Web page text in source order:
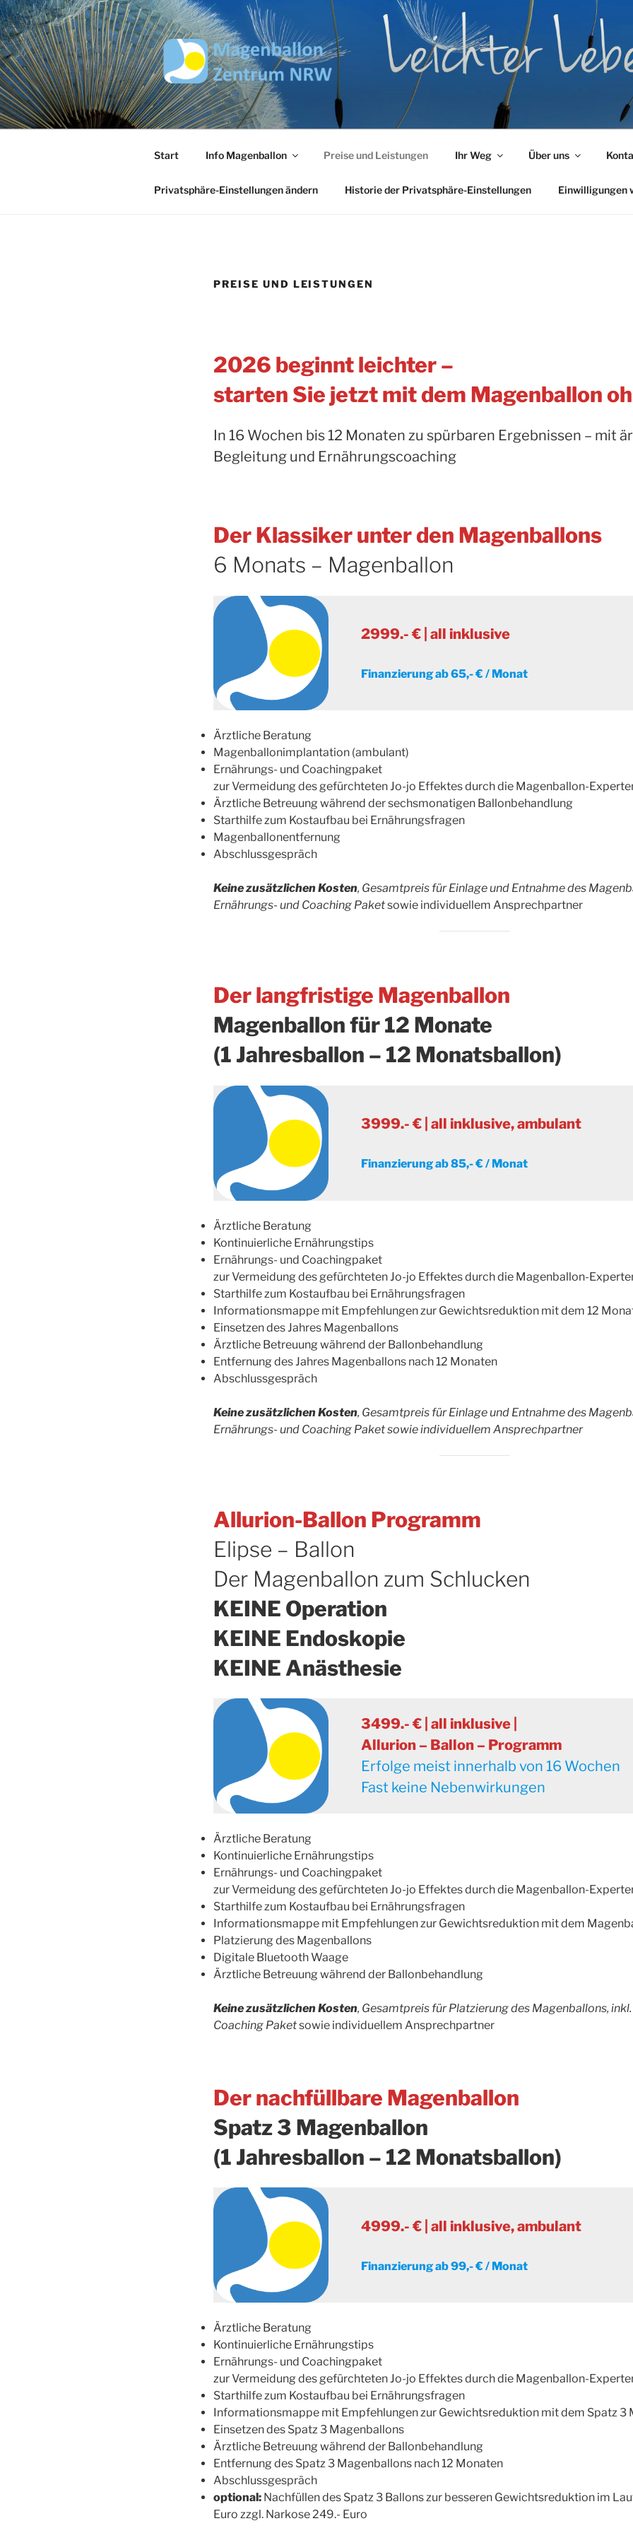
Zum
Inhalt
springen
MAGENBALLON ZENTRUM NRW
Start Info Magenballon Preise und Leistungen Ihr Weg Über uns
Privatsphäre-Einstellungen ändern Historie der Privatsphäre-Einstellungen Einwilligungen
PREISE UND LEISTUNGEN
2026 beginnt leichter –
starten Sie jetzt mit dem Magenballon
In 16 Wochen bis 12 Monaten zu spürbaren Ergebnissen – mit
Begleitung und Ernährungscoaching
Der Klassiker unter den Magenballons
6 Monats – Magenballon
2999.- € | all inklusive
Finanzierung ab 65,- € / Monat
Ärztliche Beratung
Magenballonimplantation (ambulant)
Ernährungs- und Coachingpaket
zur Vermeidung des gefürchteten Jo-jo Effektes durch die Magenballon-
Ärztliche Betreuung während der sechsmonatigen Ballonbehandlung
Starthilfe zum Kostaufbau bei Ernährungsfragen
Magenballonentfernung
Abschlussgespräch
Keine zusätzlichen Kosten, Gesamtpreis für Einlage und Entnahme des
Ernährungs- und Coaching Paketsowie individuellem Ansprechpartner
Der langfristige Magenballon
Magenballon für 12 Monate
(1 Jahresballon – 12 Monatsballon)
3999.- € | all inklusive, ambulant
Finanzierung ab 85,- € / Monat
Ärztliche Beratung
Kontinuierliche Ernährungstips
Ernährungs- und Coachingpaket
zur Vermeidung des gefürchteten Jo-jo Effektes durch die Magenballon-
Starthilfe zum Kostaufbau bei Ernährungsfragen
Informationsmappe mit Empfehlungen zur Gewichtsreduktion mit dem 12
Einsetzen des Jahres Magenballons
Ärztliche Betreuung während der Ballonbehandlung
Entfernung des Jahres Magenballons nach 12 Monaten
Abschlussgespräch
Keine zusätzlichen Kosten, Gesamtpreis für Einlage und Entnahme des
Ernährungs- und Coaching Paketsowie individuellem Ansprechpartner
Allurion-Ballon Programm
Elipse – Ballon
Der Magenballon zum Schlucken
KEINE Operation
KEINE Endoskopie
KEINE Anästhesie
3499.- € | all inklusive |
Allurion – Ballon – Programm
Erfolge meist innerhalb von 16 Wochen
Fast keine Nebenwirkungen
Ärztliche Beratung
Kontinuierliche Ernährungstips
Ernährungs- und Coachingpaket
zur Vermeidung des gefürchteten Jo-jo Effektes durch die Magenballon-
Starthilfe zum Kostaufbau bei Ernährungsfragen
Informationsmappe mit Empfehlungen zur Gewichtsreduktion mit dem
Platzierung des Magenballons
Digitale Bluetooth Waage
Ärztliche Betreuung während der Ballonbehandlung
Keine zusätzlichen Kosten, Gesamtpreis für Platzierung des Magenballons,
Coaching Paketsowie individuellem Ansprechpartner
Der nachfüllbare Magenballon
Spatz 3 Magenballon
(1 Jahresballon – 12 Monatsballon)
4999.- € | all inklusive, ambulant
Finanzierung ab 99,- € / Monat
Ärztliche Beratung
Kontinuierliche Ernährungstips
Ernährungs- und Coachingpaket
zur Vermeidung des gefürchteten Jo-jo Effektes durch die Magenballon-
Starthilfe zum Kostaufbau bei Ernährungsfragen
Informationsmappe mit Empfehlungen zur Gewichtsreduktion mit dem Spatz 3
Einsetzen des Spatz 3 Magenballons
Ärztliche Betreuung während der Ballonbehandlung
Entfernung des Spatz 3 Magenballons nach 12 Monaten
Abschlussgespräch
optional: Nachfüllen des Spatz 3 Ballons zur besseren Gewichtsreduktion im
Euro zzgl. Narkose 249.- Euro